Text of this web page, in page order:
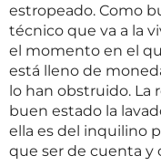
estropeado. Como
técnico que va a la
el momento en el
está lleno de
lo han obstruido. La
buen estado la
ella es del inquilino
que ser de cuenta y